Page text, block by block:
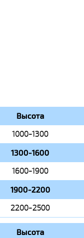
Высота
1000-1300
1300-1600
1600-1900
1900-2200
2200-2500
Высота